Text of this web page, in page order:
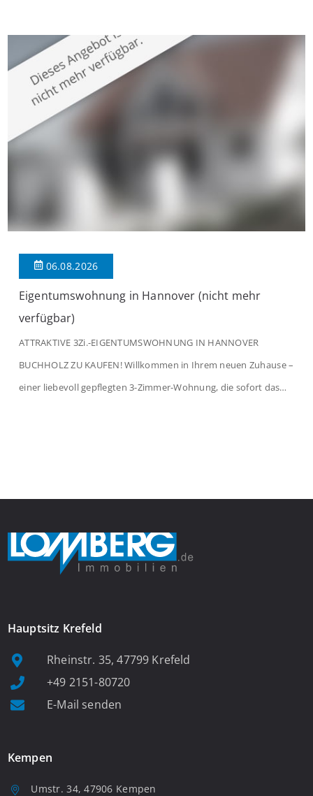
großzügige Räume und eine hochwertige Ausstattung, die
modernen Wohnkomfort mit einem stilvollen Ambiente
verbindet. Der […]
06.08.2026
Eigentumswohnung in Hannover (nicht mehr
verfügbar)
ATTRAKTIVE 3Zi.-EIGENTUMSWOHNUNG IN HANNOVER
BUCHHOLZ ZU KAUFEN! Willkommen in Ihrem neuen Zuhause –
einer liebevoll gepflegten 3-Zimmer-Wohnung, die sofort das
Hauptsitz Krefeld
Rheinstr. 35, 47799 Krefeld
+49 2151-80720
E-Mail senden
Kempen
Umstr. 34, 47906 Kempen